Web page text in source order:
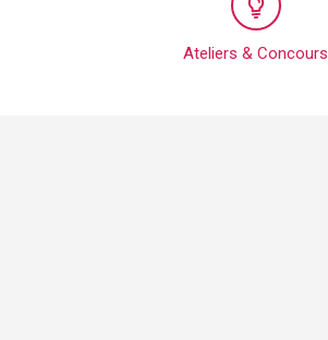
Ateliers & Concours